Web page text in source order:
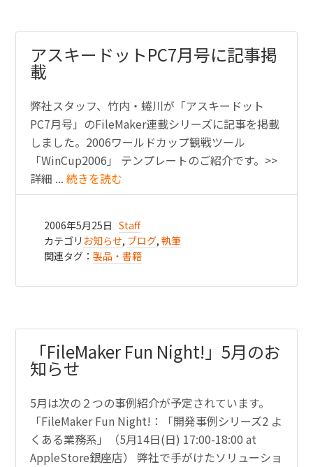
アスキードットPC7月号に記事掲
載
弊社スタッフ、竹内・蜷川が「アスキードット
PC7月号」のFileMaker連載シリーズに記事を掲載
しました。2006ワールドカップ観戦ツール
「WinCup2006」 テンプレートのご紹介です。>>
詳細 ...続きを読む
2006年5月25日 Staff
カテゴリ お知らせ, ブログ,執筆
関連タグ：製品・書籍
「FileMaker Fun Night!」5月のお
知らせ
5月は次の２つの事例紹介が予定されています。
「FileMaker Fun Night!：「開発事例シリーズ2 よ
くある業務系」（5月14日(日) 17:00-18:00 at
AppleStore銀座店） 弊社で手がけたソリューショ